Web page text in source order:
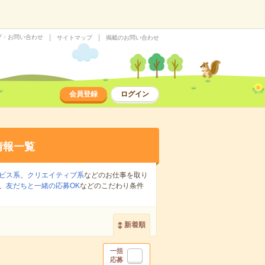
・お問い合わせ サイトマップ 掲載のお問い合わせ
会員登録 ログイン
報一覧
ス系、 クリエイティブ系などのお仕事を取り
友だちと一緒の応募OKなどのこだわり条件
新着順
一括
応募